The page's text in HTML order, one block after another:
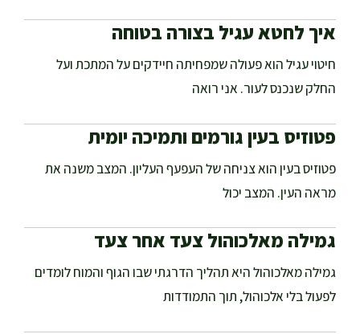
איך לחטא עגיל בצורה בטוחה
חיטוי עגיל הוא פעולה שמפחיתה חיידקים על המתכת ועל
החלק שנכנס לעור. אני רואה
פטוזיס בעין גורמים ותמיכה יומית
פטוזיס בעין הוא צניחה של העפעף העליון. המצב משנה את
מראה העין. המצב יכול
גמילה מאלכוהול צעד אחר צעד
גמילה מאלכוהול היא תהליך הדרגתי שבו הגוף והמוח לומדים
לפעול בלי אלכוהול, תוך התמודדות